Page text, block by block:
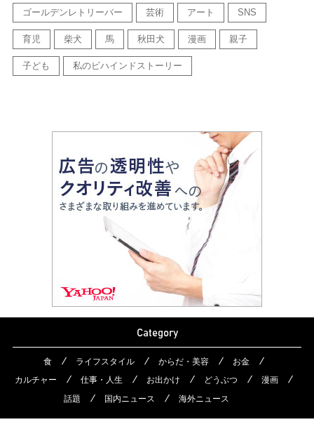
ゴールデンレトリーバー 芸術 アート SNS
育児 柴犬 馬 秋田犬 漫画 親子
子ども 私のビハインドストーリー
Category
食 ライフスタイル からだ・美容
お金
カルチャー
仕事・人生 お出かけ どうぶつ
漫画
話題
国内ニュース 海外ニュース